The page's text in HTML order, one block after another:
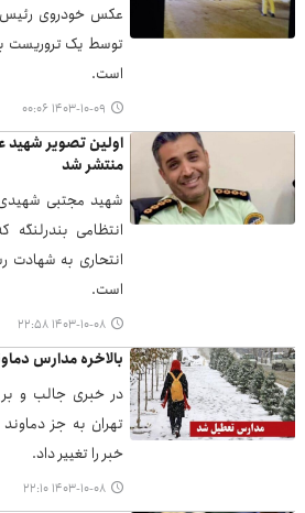
عکس خودروی رئیس
توسط یک تروریست
است.
۱۴۰۳-۱۰-۰۹ ۰۰:۰۶
اولین تصویر شهید
منتشر شد
شهید مجتبی شهیدی
انتظامی
انتحاری به شهادت
است.
۱۴۰۳-۱۰-۰۸ ۲۲:۵۸
بالاخره مدارس
در خبری جالب و بر
تهران به جز
خبر را تغییر داد.
۱۴۰۳-۱۰-۰۸ ۲۲:۱۰